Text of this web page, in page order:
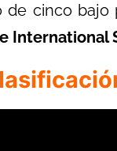
cinco bajo
International